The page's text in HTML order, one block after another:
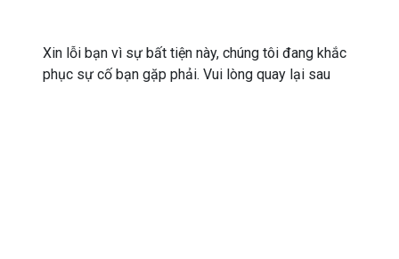
Xin lỗi bạn vì sự bất tiện này, chúng tôi đang khắc
phục sự cố bạn gặp phải. Vui lòng quay lại sau